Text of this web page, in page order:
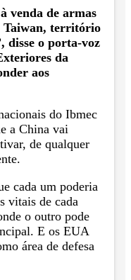
venda de armas
Taiwan, território
disse o porta-voz
da
aos
do Ibmec
a China vai
de qualquer
cada um poderia
vitais de cada
o outro pode
E os EUA
área de defesa